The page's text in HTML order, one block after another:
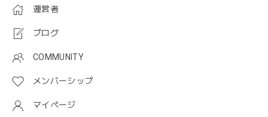
運営者
ブログ
COMMUNITY
メンバーシップ
マイページ